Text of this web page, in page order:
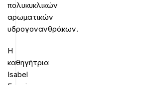
πολυκυκλικών
αρωματικών
υδρογονανθράκων.
Η
καθηγήτρια
Isabel